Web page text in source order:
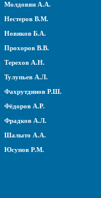
Молдовян А.А.
Нестеров В.М.
Новиков Б.А.
Прохоров В.В.
Терехов А.Н.
Тулупьев А.Л.
Фахрутдинов Р.Ш.
Фёдоров А.Р.
Фрадков А.Л.
Шалыто А.А.
Юсупов Р.М.